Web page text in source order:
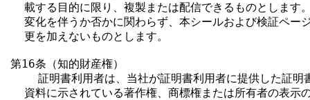
載する目的に限り、複製または配信できるものとします
変化を伴うか否かに関わらず、本シールおよび検証ペー
  更を加えないものとします。
第16条（知的財産権）
証明書利用者は、当社が証明書利用者に提供した証明
資料に示されている著作権、商標権または所有者の表示